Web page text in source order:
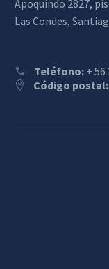
Apoquindo 2827,
Las Condes,
Teléfono: + 56
Código postal: